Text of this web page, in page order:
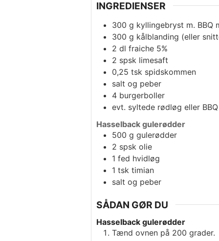
INGREDIENSER
300 g kyllingebryst m. BBQ
300 g kålblanding (eller
2 dl fraiche 5%
2 spsk limesaft
0,25 tsk spidskommen
salt og peber
4 burgerboller
evt. syltede rødløg eller
Hasselback gulerødder
500 g gulerødder
2 spsk olie
1 fed hvidløg
1 tsk timian
salt og peber
SÅDAN GØR DU
Hasselback gulerødder
Tænd ovnen på 200 grader.